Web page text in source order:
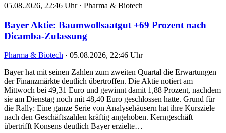
05.08.2026, 22:46 Uhr · Pharma & Biotech
Bayer Aktie: Baumwollsaatgut +69 Prozent nach
Dicamba-Zulassung
Pharma & Biotech · 05.08.2026, 22:46 Uhr
Bayer hat mit seinen Zahlen zum zweiten Quartal die Erwartungen
der Finanzmärkte deutlich übertroffen. Die Aktie notiert am
Mittwoch bei 49,31 Euro und gewinnt damit 1,88 Prozent, nachdem
sie am Dienstag noch mit 48,40 Euro geschlossen hatte. Grund für
die Rally: Eine ganze Serie von Analysehäusern hat ihre Kursziele
nach den Geschäftszahlen kräftig angehoben. Kerngeschäft
übertrifft Konsens deutlich Bayer erzielte…